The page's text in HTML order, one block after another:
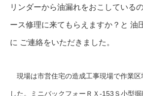
リンダーから油漏れをおこしている
ース修理に来てもらえますか？と 油
に ご連絡をいただきました。
現場は市営住宅の造成工事現場で作業区
した。ミニバックフォーＲＸ-153Ｓ小型